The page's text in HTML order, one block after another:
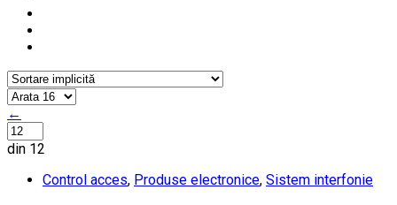
←
din 12
Control acces, Produse electronice, Sistem interfonie